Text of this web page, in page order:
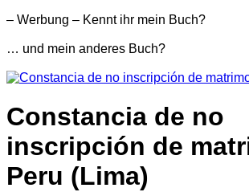
– Werbung – Kennt ihr mein Buch?
… und mein anderes Buch?
Constancia de no
inscripción de
Peru (Lima)